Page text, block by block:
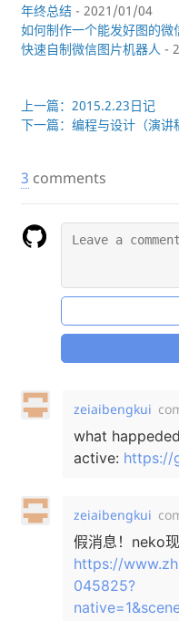
年终总结 - 2021/01/04
如何制作一个能发好图的微
快速自制微信图片机器人 -
上一篇：2015.2.23日记
下一篇：编程与设计（演讲
3 comments
zeiaibengkui
what
active: https://
zeiaibengkui
假消息！neko
https://
045825?